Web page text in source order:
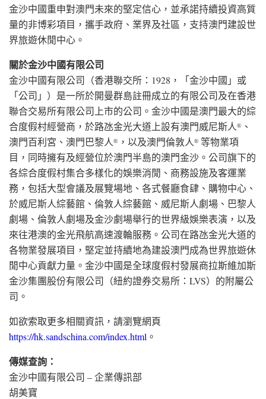
金沙中國重申對澳門未來的堅定信心，並承諾持續投資高質
量的非博彩項目，攜手政府、業界及社區，支持澳門建設世
界旅遊休閒中心。
關於金沙中國有限公司
金沙中國有限公司（香港聯交所：1928，「金沙中國」或
「公司」）是一所於開曼群島註冊成立的有限公司及在香港
聯合交易所有限公司上市的公司。金沙中國是澳門最大的綜
合度假村經營商，於路氹金光大道上設有澳門威尼斯人® 、
澳門百利宮、澳門巴黎人® ，以及澳門倫敦人® 等物業項
目，同時擁有及經營位於澳門半島的澳門金沙。公司旗下的
各綜合度假村集合多樣化的娛樂消閒、商務設施及客運業
務，包括大型會議及展覽場地、各式餐廳食肆、購物中心、
於威尼斯人綜藝館、倫敦人綜藝館、威尼斯人劇場、巴黎人
劇場、倫敦人劇場及金沙劇場舉行的世界級娛樂表演，以及
來往港澳的金光飛航高速渡輪服務。公司在路氹金光大道的
各物業發展項目，堅定並持續地為建設澳門成為世界旅遊休
閒中心貢獻力量。金沙中國是全球度假村發展商拉斯維加斯
金沙集團股份有限公司（紐約證券交易所：LVS）的附屬公
司。
如欲索取更多相關資訊，請瀏覽網頁
https://hk.sandschina.com/index.html 。
傳媒查詢：
金沙中國有限公司 – 企業傳訊部
胡美寶